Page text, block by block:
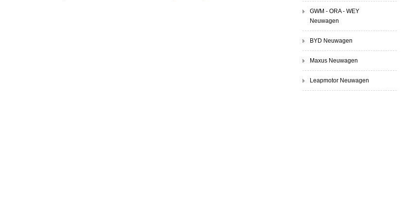
GWM - ORA - WEY
Neuwagen
BYD Neuwagen
Maxus Neuwagen
Leapmotor Neuwagen